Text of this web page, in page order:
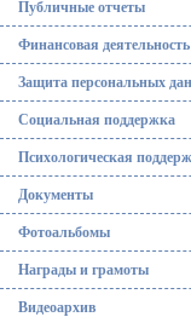
Публичные отчеты
Финансовая деятельность
Защита персональных
Социальная поддержка
Психологическая
Документы
Фотоальбомы
Награды и грамоты
Видеоархив